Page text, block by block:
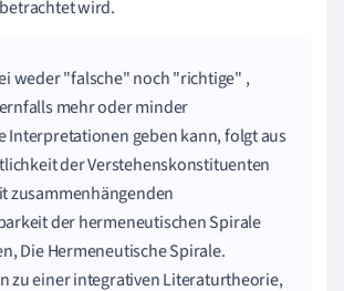
wird.
weder "falsche" noch "richtige" ,
mehr oder minder
Interpretationen geben kann, folgt aus
der Verstehenskonstituenten
zusammenhängenden
der hermeneutischen Spirale
Die Hermeneutische Spirale.
zu einer integrativen Literaturtheorie,